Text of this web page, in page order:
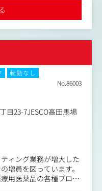
制作
webコンテンツ、動画
転勤なし
No.86003
目23-7JESCO高田馬場
ィング業務が増大した
増員を図っています。
用医薬品の各種プロモ